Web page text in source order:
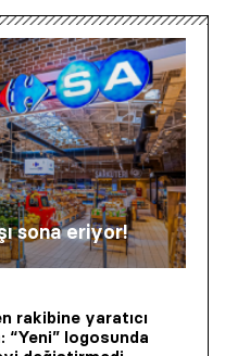
sona eriyor!
rakibine yaratıcı
“Yeni” logosunda